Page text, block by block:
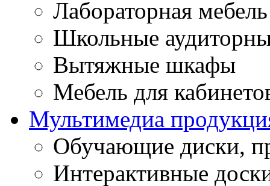
Лабораторная мебель
Школьные
Вытяжные шкафы
Мебель для
Мультимедиа
Обучающие диски,
Интерактивные